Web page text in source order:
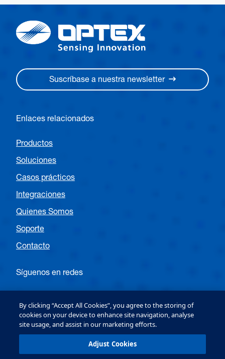
Suscríbase a nuestra newsletter
Enlaces relacionados
Productos
Soluciones
Casos prácticos
Integraciones
Quienes Somos
Soporte
Contacto
Síguenos en redes
Follow OPTEX EMEA Security
By clicking “Accept All Cookies”, you agree to the storing of
cookies on your device to enhance site navigation, analyse
site usage, and assist in our marketing efforts.
Adjust Cookies